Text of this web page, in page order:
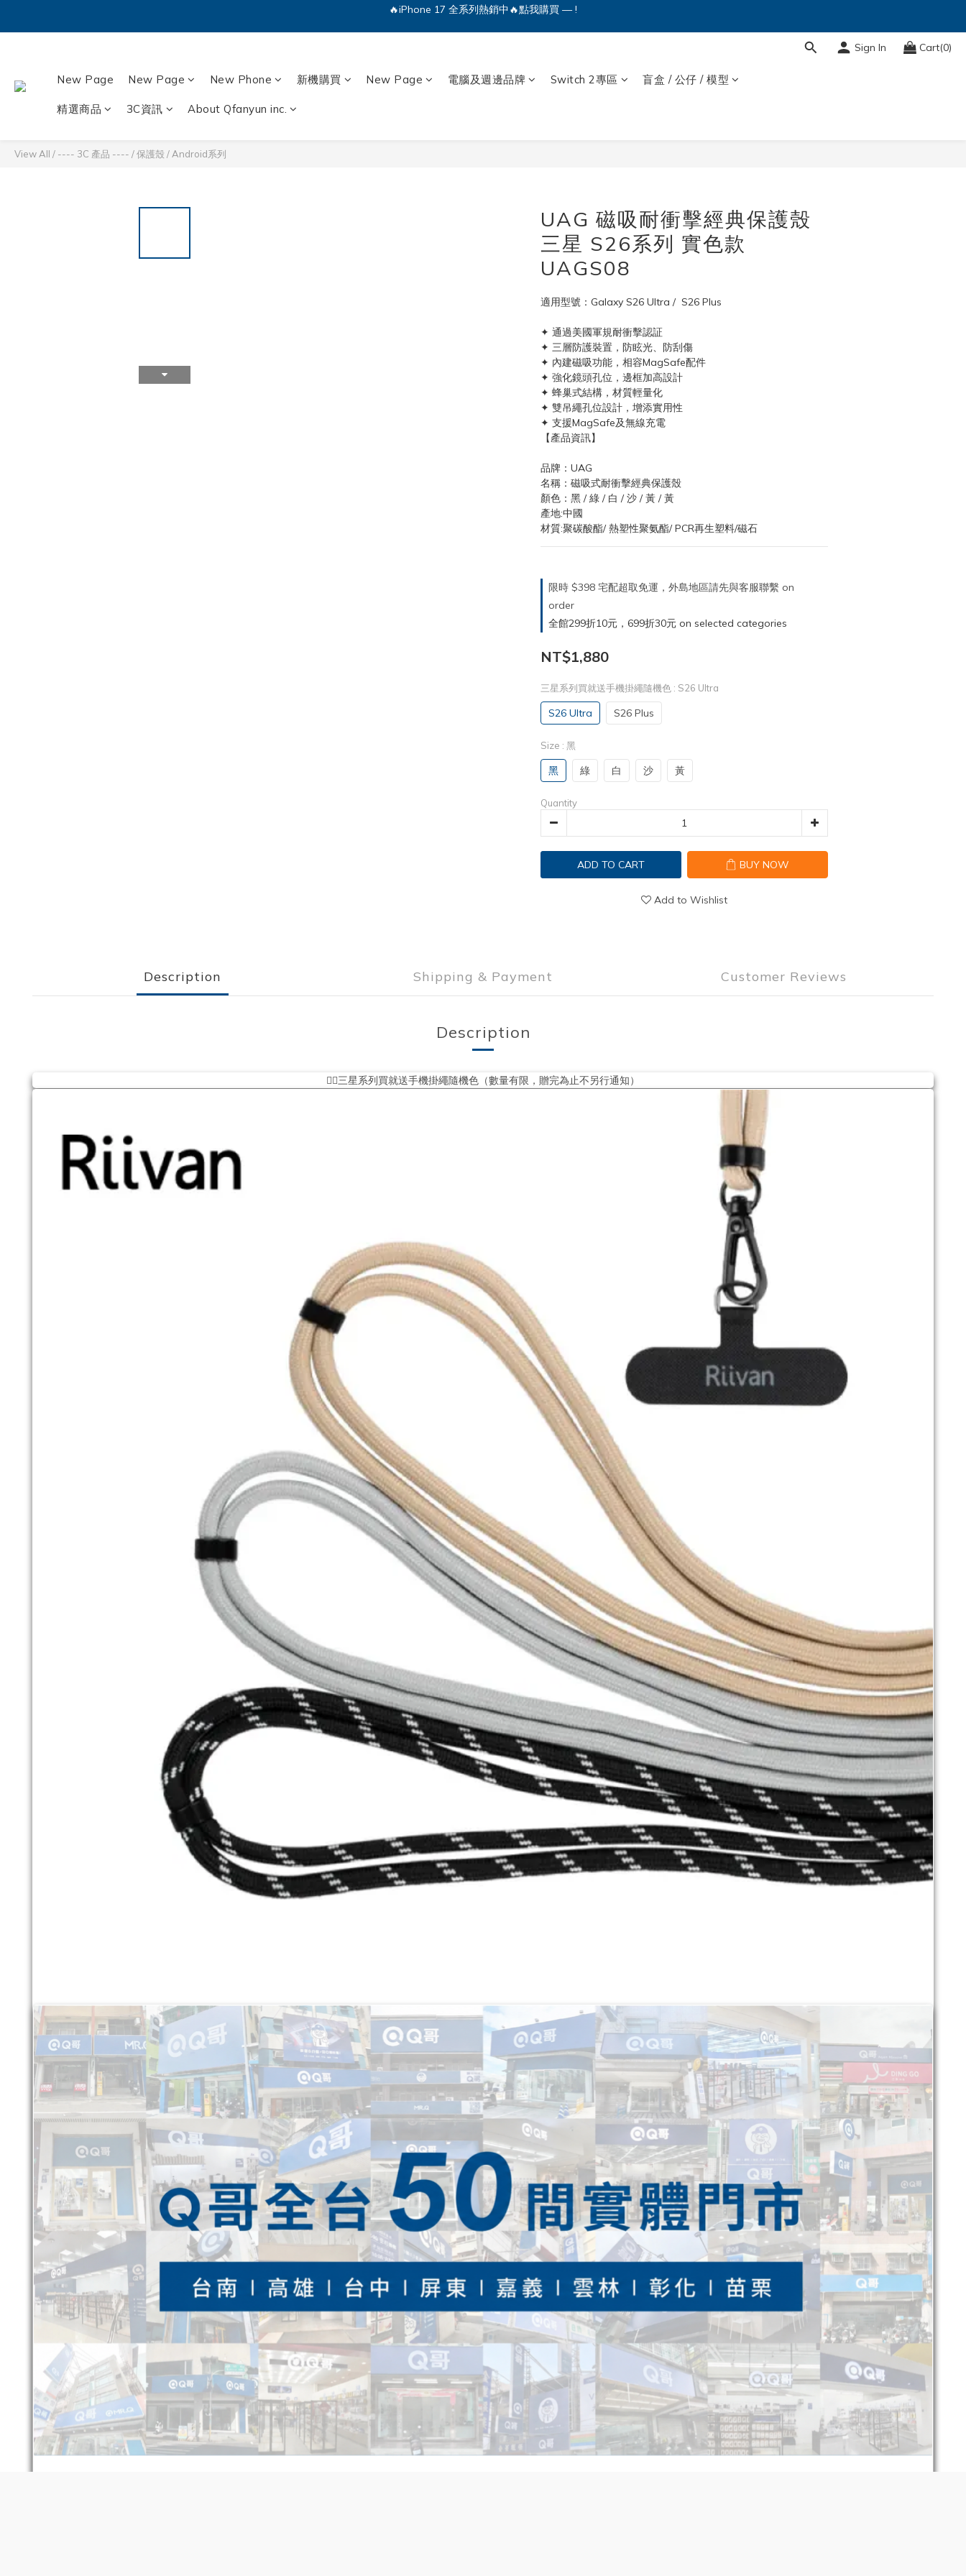
🔥iPhone 17 全系列熱銷中🔥點我購買 — !
💕加入Q哥 Line 新好友領優惠券！🎫
Sign In Cart(0)
New Page New Page New Phone 新機購買 New Page 電腦及週邊品牌 Switch 2專區 盲盒 / 公仔 / 模型
精選商品 3C資訊 About Qfanyun inc.
View All / ---- 3C 產品 ---- /保護殼 / Android系列
UAG 磁吸耐衝擊經典保護殼
三星 S26系列 實色款
UAGS08
適用型號：Galaxy S26 Ultra /  S26 Plus
✦ 通過美國軍規耐衝擊認証
✦ 三層防護裝置，防眩光、防刮傷
✦ 內建磁吸功能，相容MagSafe配件
✦ 強化鏡頭孔位，邊框加高設計
✦ 蜂巢式結構，材質輕量化
✦ 雙吊繩孔位設計，增添實用性
✦ 支援MagSafe及無線充電
【產品資訊】
品牌：UAG
名稱：磁吸式耐衝擊經典保護殼
顏色：黑 / 綠 / 白 / 沙 / 黃 / 黃
產地:中國
材質:聚碳酸酯/ 熱塑性聚氨酯/ PCR再生塑料/磁石
限時 $398 宅配超取免運，外島地區請先與客服聯繫 on
order
全館299折10元，699折30元 on selected categories
NT$1,880
三星系列買就送手機掛繩隨機色 : S26 Ultra
S26 Ultra S26 Plus
Size : 黑
黑 綠 白 沙 黃
Quantity
ADD TO CART BUY NOW
Add to Wishlist
Description Shipping & Payment Customer Reviews
Description
❤️‍🔥三星系列買就送手機掛繩隨機色（數量有限，贈完為止不另行通知）